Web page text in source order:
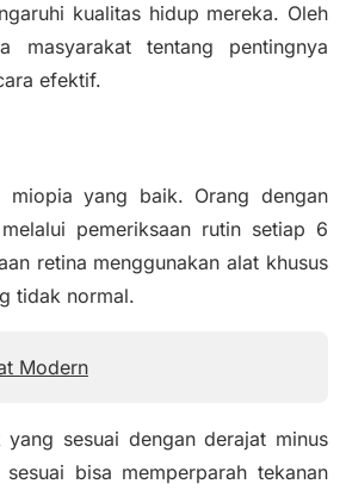
kualitas hidup mereka. Oleh
masyarakat tentang pentingnya
efektif.
miopia yang baik. Orang dengan
pemeriksaan rutin setiap 6
retina menggunakan alat khusus
tidak normal.
Modern
sesuai dengan derajat minus
bisa memperparah tekanan